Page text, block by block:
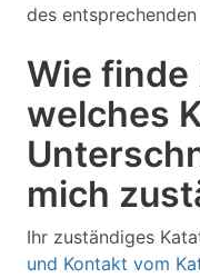
des
Wie finde
welches
mich
Ihr zuständiges
und Kontakt vom